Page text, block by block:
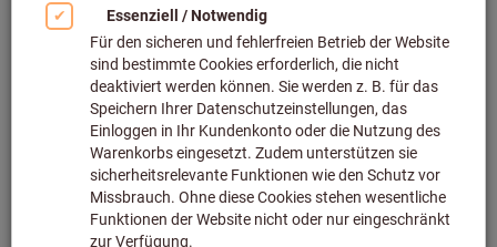
Einkaufsprozesse